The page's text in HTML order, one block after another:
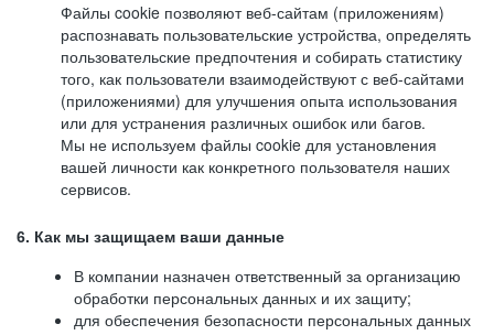
Файлы cookie позволяют веб-сайтам (приложениям)
распознавать пользовательские устройства, определять
пользовательские предпочтения и собирать статистику
того, как пользователи взаимодействуют с веб-сайтами
(приложениями) для улучшения опыта использования
или для устранения различных ошибок или багов.
Мы не используем файлы cookie для установления
вашей личности как конкретного пользователя наших
сервисов.
6. Как мы защищаем ваши данные
В компании назначен ответственный за организацию
обработки персональных данных и их защиту;
для обеспечения безопасности персональных данных